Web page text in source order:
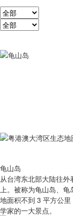
龟山岛
从台湾东北部大陆往
上。被称为龟山岛、
地面积不到 3 平方公
学家的一大景点。